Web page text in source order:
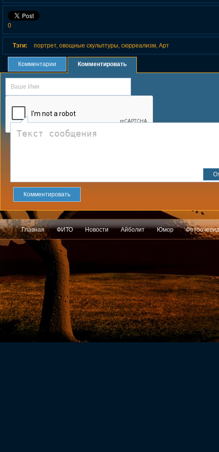
0
Тэги: портрет, овощные скульптуры, сюрреализм, Арт
Комментарии Комментировать
Комментировать
Главная ФИТО Новости Айболит Юмор